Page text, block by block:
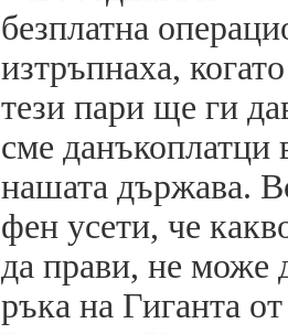
безплатна
изтръпнаха,
тези пари ще ги
сме данъкоплатци
нашата държава.
фен усети, че
да прави, не може
ръка на Гиганта от